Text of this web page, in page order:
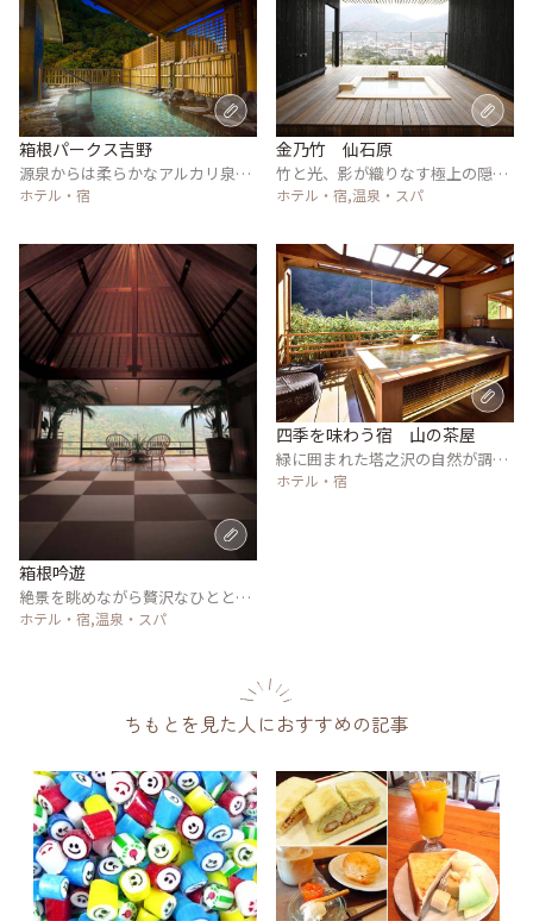
箱根パークス吉野
源泉からは柔らかなアルカリ泉が
引かれている
ホテル・宿
金乃竹 仙石原
竹と光、影が織りなす極上の隠れ
宿
ホテル・宿,温泉・スパ
箱根吟遊
絶景を眺めながら贅沢なひととき
を過ごす
ホテル・宿,温泉・スパ
四季を味わう宿 山の茶屋
緑に囲まれた塔之沢の自然が調和
する宿
ホテル・宿
ちもとを見た人におすすめの記事